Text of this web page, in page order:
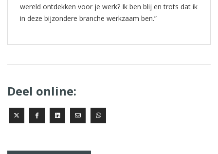
wereld ontdekken voor je werk? Ik ben blij en trots dat ik
in deze bijzondere branche werkzaam ben.”
Deel online: